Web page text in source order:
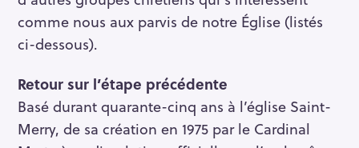
comme nous aux parvis de notre Église (listés
ci-dessous).
Retour sur l’étape précédente
Basé durant quarante-cinq ans à l’église Saint-
Merry, de sa création en 1975 par le Cardinal